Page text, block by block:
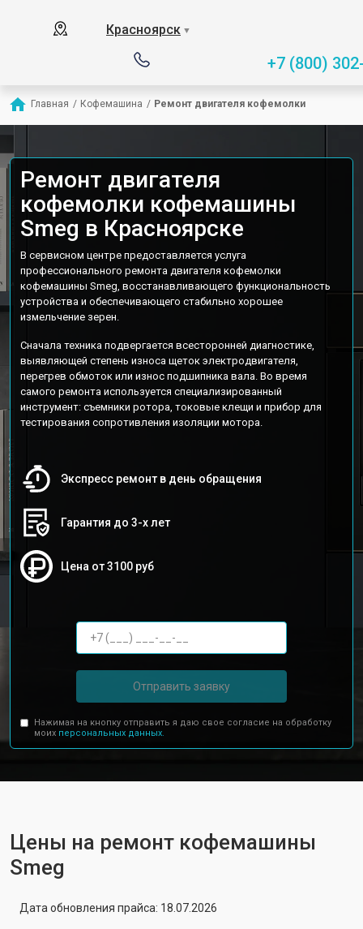
Красноярск ▼
+7 (800)
Главная / Кофемашина / Ремонт двигателя кофемолки
Ремонт двигателя
кофемолки кофемашины
Smeg в Красноярске
В сервисном центре предоставляется услуга
профессионального ремонта двигателя кофемолки
кофемашины Smeg, восстанавливающего функциональность
устройства и обеспечивающего стабильно хорошее
измельчение зерен.
Сначала техника подвергается всесторонней диагностике,
выявляющей степень износа щеток электродвигателя,
перегрев обмоток или износ подшипника вала. Во время
самого ремонта используется специализированный
инструмент: съемники ротора, токовые клещи и прибор для
тестирования сопротивления изоляции мотора.
Экспресс ремонт в день обращения
Гарантия до 3-х лет
Цена от 3100 руб
Отправить заявку
Нажимая на кнопку отправить я даю свое согласие на обработку
моих персональных данных.
Цены на ремонт кофемашины
Smeg
Дата обновления прайса: 18.07.2026